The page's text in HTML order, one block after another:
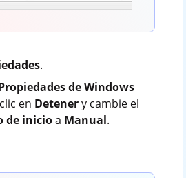
.
de Windows
en Detenery cambie el
de inicioa Manual.